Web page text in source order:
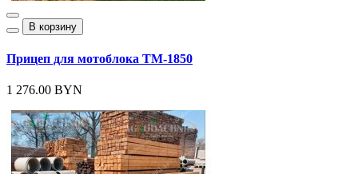
В корзину
Прицеп для мотоблока ТМ-1850
1 276.00 BYN